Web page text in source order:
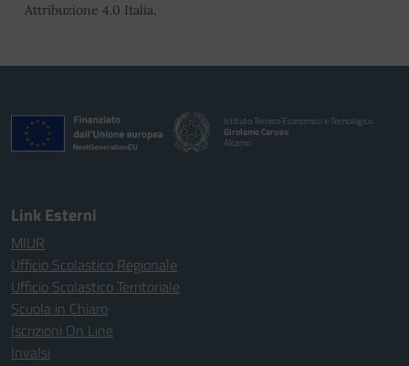
Attribuzione 4.0 Italia.
Istituto Tecnico Economico e Tecnologico
Girolamo Caruso
Alcamo
Link Esterni
MIUR
Ufficio Scolastico Regionale
Ufficio Scolastico Territoriale
Scuola in Chiaro
Iscrizioni On Line
Invalsi